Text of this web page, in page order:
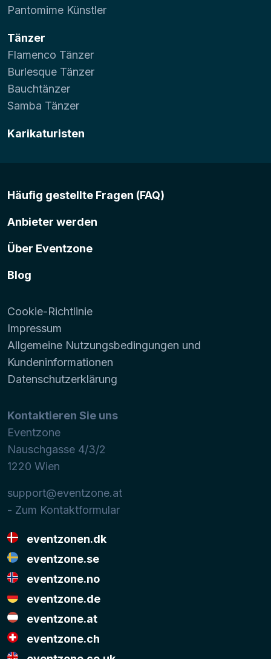
Pantomime Künstler
Tänzer
Flamenco Tänzer
Burlesque Tänzer
Bauchtänzer
Samba Tänzer
Karikaturisten
Häufig gestellte Fragen (FAQ)
Anbieter werden
Über Eventzone
Blog
Cookie-Richtlinie
Impressum
Allgemeine Nutzungsbedingungen und
Kundeninformationen
Datenschutzerklärung
Kontaktieren Sie uns
Eventzone
Nauschgasse 4/3/2
1220 Wien
support@eventzone.at
- Zum Kontaktformular
eventzonen.dk
eventzone.se
eventzone.no
eventzone.de
eventzone.at
eventzone.ch